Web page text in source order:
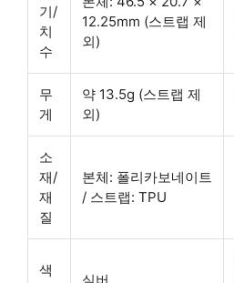
기/
치
수
12.25mm (스트랩 제
외)
무
게
약 13.5g (스트랩 제
외)
소
재/
재
질
본체: 폴리카보네이트
/ 스트랩: TPU
색